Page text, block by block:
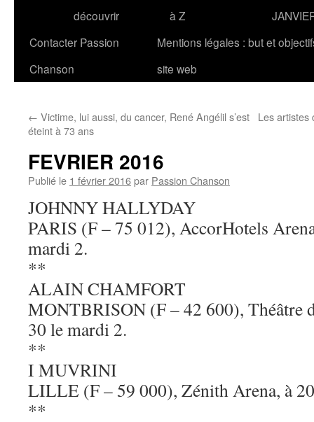
découvrir
à Z
Contacter Passion
Chanson
Mentions légales : but et
site web
← Victime, lui aussi, du cancer, René Angélil s’est
éteint à 73 ans
Les artistes
FEVRIER 2016
Publié le 1 février 2016par Passion Chanson
JOHNNY HALLYDAY
PARIS (F – 75 012), AccorHotels
mardi 2.
**
ALAIN CHAMFORT
MONTBRISON (F – 42 600), Théâtre
30 le mardi 2.
**
I MUVRINI
LILLE (F – 59 000), Zénith Arena, à
**